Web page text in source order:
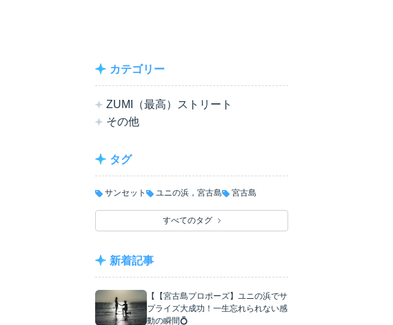
カテゴリー
ZUMI（最高）ストリート
その他
タグ
サンセット ユニの浜，宮古島 宮古島
すべてのタグ
新着記事
【【宮古島プロポーズ】ユニの浜でサ
プライズ大成功！一生忘れられない感
動の瞬間💍